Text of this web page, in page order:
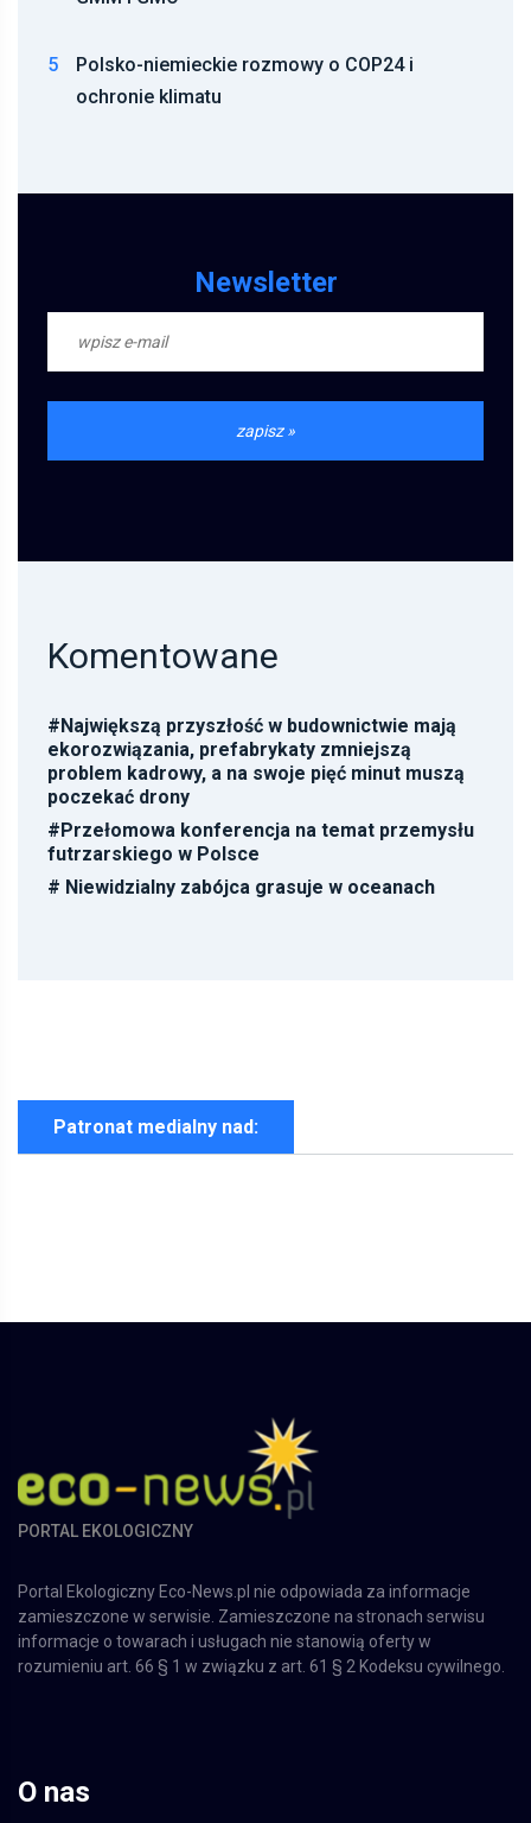
5
Polsko-niemieckie rozmowy o COP24 i
ochronie klimatu
Newsletter
Komentowane
#Największą przyszłość w budownictwie mają
ekorozwiązania, prefabrykaty zmniejszą
problem kadrowy, a na swoje pięć minut muszą
poczekać drony
#Przełomowa konferencja na temat przemysłu
futrzarskiego w Polsce
# Niewidzialny zabójca grasuje w oceanach
Patronat medialny nad:
PORTAL EKOLOGICZNY
zamieszczone w serwisie. Zamieszczone na stronach serwisu
informacje o towarach i usługach nie stanowią oferty w
rozumieniu art. 66 § 1 w związku z art. 61 § 2 Kodeksu cywilnego.
O nas